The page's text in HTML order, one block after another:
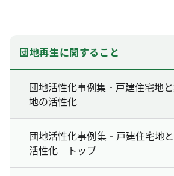
団地再生に関すること
団地活性化事例集‐戸建住宅地
地の活性化‐
団地活性化事例集‐戸建住宅地
活性化‐トップ